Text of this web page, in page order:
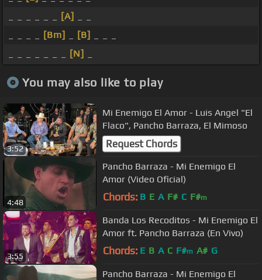
[A]
[Bm] [B]
[N]
You may also like to play
3:52
Mi Enemigo El Amor - Luis Angel "El
Flaco", Pancho Barraza, El Mimoso
Request Chords
4:48
Pancho Barraza - Mi Enemigo El
Amor (Video Oficial)
Chords: B E A F# C F#m
3:55
Banda Los Recoditos - Mi Enemigo El
Amor ft. Pancho Barraza (En Vivo)
Chords: E B A C F#m A# G
Pancho Barraza - Mi Enemigo El